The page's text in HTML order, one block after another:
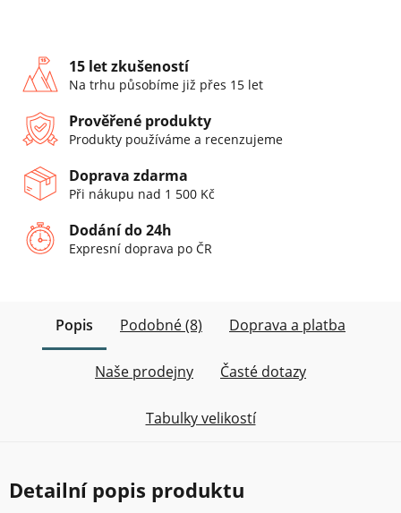
15 let zkušeností
Na trhu působíme již přes 15 let
Prověřené produkty
Produkty používáme a recenzujeme
Doprava zdarma
Při nákupu nad 1 500 Kč
Dodání do 24h
Expresní doprava po ČR
Popis Podobné (8) Doprava a platba
Naše prodejny Časté dotazy
Tabulky velikostí
Detailní popis produktu